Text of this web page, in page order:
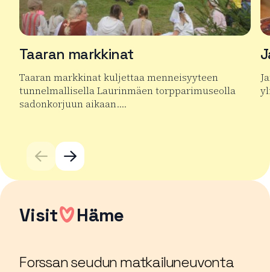
Taaran markkinat
Taaran markkinat kuljettaa menneisyyteen
tunnelmallisella Laurinmäen torpparimuseolla
sadonkorjuun aikaan….
Visit Häme
Forssan seudun matkailuneuvonta